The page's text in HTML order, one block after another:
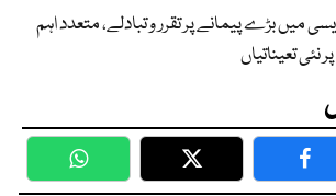
میں بڑے پیمانے پر تقرر و تبادلے، متعدد اہم
نئی تعیناتیاں
WhatsApp Twitter